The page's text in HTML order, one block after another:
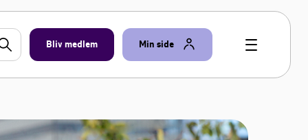
Bliv medlem Min side